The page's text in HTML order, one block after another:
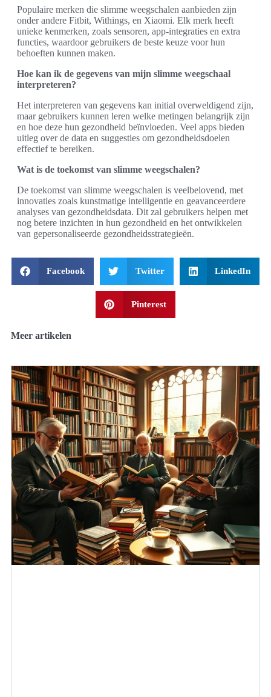
Populaire merken die slimme weegschalen aanbieden zijn
onder andere Fitbit, Withings, en Xiaomi. Elk merk heeft
unieke kenmerken, zoals sensoren, app-integraties en extra
functies, waardoor gebruikers de beste keuze voor hun
behoeften kunnen maken.
Hoe kan ik de gegevens van mijn slimme weegschaal
interpreteren?
Het interpreteren van gegevens kan initial overweldigend zijn,
maar gebruikers kunnen leren welke metingen belangrijk zijn
en hoe deze hun gezondheid beïnvloeden. Veel apps bieden
uitleg over de data en suggesties om gezondheidsdoelen
effectief te bereiken.
Wat is de toekomst van slimme weegschalen?
De toekomst van slimme weegschalen is veelbelovend, met
innovaties zoals kunstmatige intelligentie en geavanceerdere
analyses van gezondheidsdata. Dit zal gebruikers helpen met
nog betere inzichten in hun gezondheid en het ontwikkelen
van gepersonaliseerde gezondheidsstrategieën.
Facebook Twitter LinkedIn
Pinterest
Meer artikelen